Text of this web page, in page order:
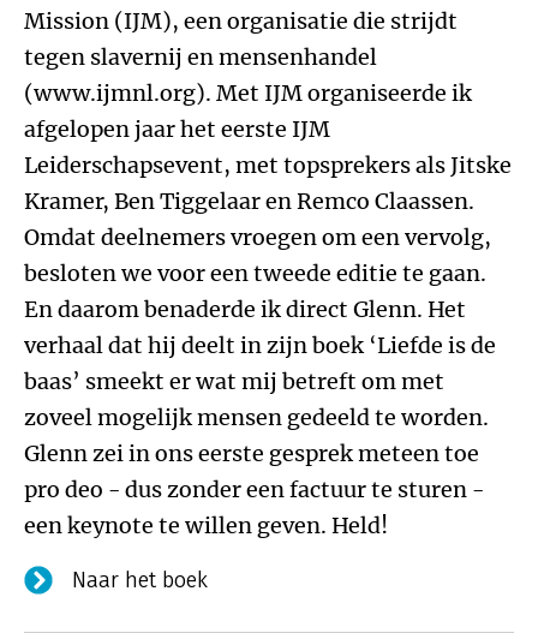
Mission (IJM), een organisatie die strijdt
tegen slavernij en mensenhandel
(www.ijmnl.org). Met IJM organiseerde ik
afgelopen jaar het eerste IJM
Leiderschapsevent, met topsprekers als Jitske
Kramer, Ben Tiggelaar en Remco Claassen.
Omdat deelnemers vroegen om een vervolg,
besloten we voor een tweede editie te gaan.
En daarom benaderde ik direct Glenn. Het
verhaal dat hij deelt in zijn boek ‘Liefde is de
baas’ smeekt er wat mij betreft om met
zoveel mogelijk mensen gedeeld te worden.
Glenn zei in ons eerste gesprek meteen toe
pro deo - dus zonder een factuur te sturen -
een keynote te willen geven. Held!
Naar het boek